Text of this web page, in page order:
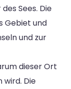
Sees. Die
Gebiet und
und zur
dieser Ort
wird. Die